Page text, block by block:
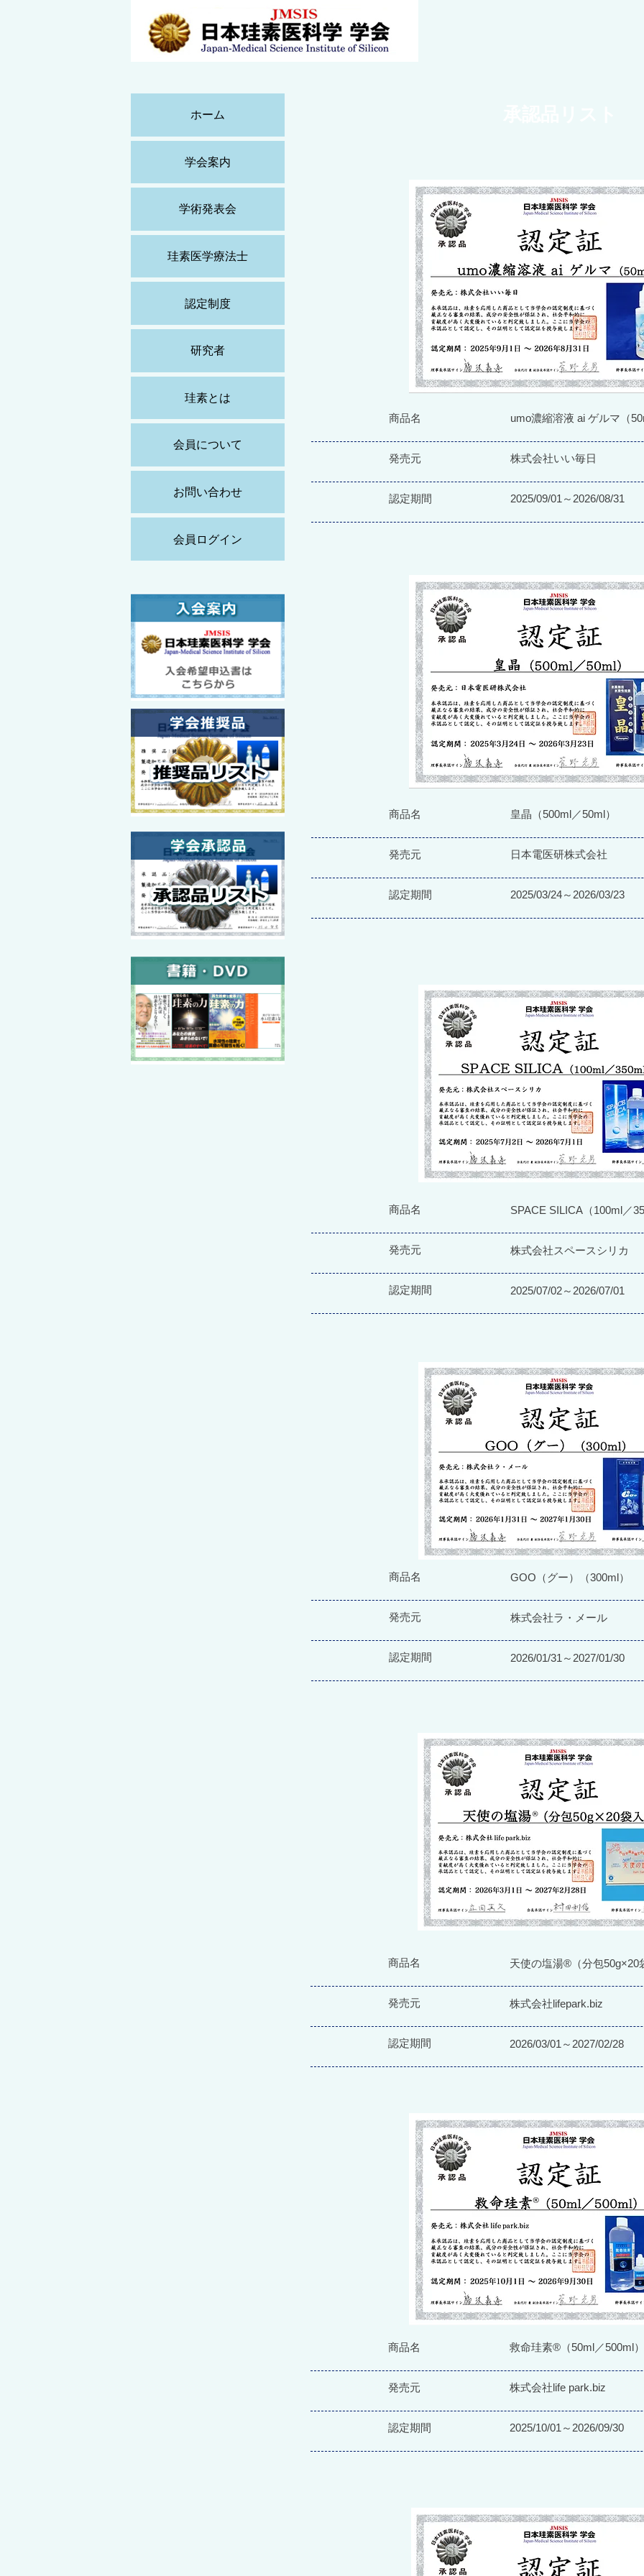
ホーム
学会案内
学術発表会
珪素医学療法士
認定制度
研究者
珪素とは
会員について
お問い合わせ
会員ログイン
umo濃縮溶液 ai ゲルマ（
商品名
株式会社いい毎日
発売元
2025/09/01～2026/08/31
認定期間
皇晶（500ml／50ml）
商品名
日本電医研株式会社
発売元
2025/03/24～2026/03/23
認定期間
商品名 SPACE SILICA（100ml／
発売元 株式会社スペースシリカ
認定期間 2025/07/02～2026/07/01
GOO（グー）（300ml）
商品名
株式会社ラ・メール
発売元
2026/01/31～2027/01/30
認定期間
天使の塩湯®︎（分包50g×20
商品名
株式会社lifepark.biz
発売元
2026/03/01～2027/02/28
認定期間
商品名 救命珪素®（50ml／500ml）
発売元 株式会社life park.biz
認定期間 2025/10/01～2026/09/30